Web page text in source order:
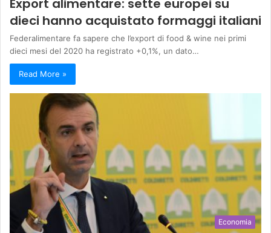
dieci hanno acquistato formaggi italiani
Federalimentare fa sapere che l’export di food & wine nei primi
dieci mesi del 2020 ha registrato +0,1%, un dato…
Read More »
Economia